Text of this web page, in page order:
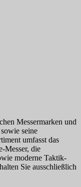
Messermarken und
seine
umfasst das
Messer, die
moderne Taktik-
Sie ausschließlich